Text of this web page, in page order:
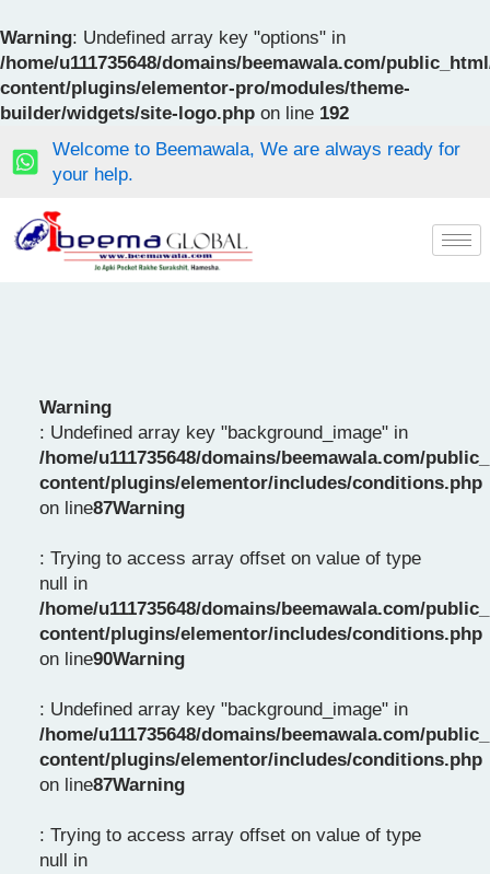
Warning: Undefined array key "options" in
/home/u111735648/domains/beemawala.com/
content/plugins/elementor-pro/modules/theme-
builder/widgets/site-logo.php on line 192
to
content
Welcome to Beemawala, We are always ready for
your help.
Warning
: Undefined array key "background_image" in
/home/u111735648/domains/beemawala.com/
content/plugins/elementor/includes/conditions.php
on line87Warning
: Trying to access array offset on value of type
null in
/home/u111735648/domains/beemawala.com/
content/plugins/elementor/includes/conditions.php
on line90Warning
: Undefined array key "background_image" in
/home/u111735648/domains/beemawala.com/
content/plugins/elementor/includes/conditions.php
on line87Warning
: Trying to access array offset on value of type
null in